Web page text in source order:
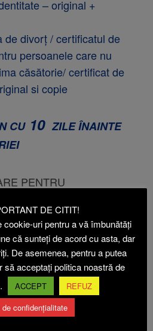
– original +
de divorţ / certificatul de
persoanele care nu
căsătorie/ certificat de
si copie
CU10 ZILE ÎNAINTE
PENTRU
medical constatator al
de identitate –
de naştere şi de căsătorie
DE CITIT!
uri pentru a vă îmbunătăți
că sunteți de acord cu asta, dar
De asemenea, pentru a putea
să acceptați politica noastră de
ACCEPT
REFUZ
confidențialitate